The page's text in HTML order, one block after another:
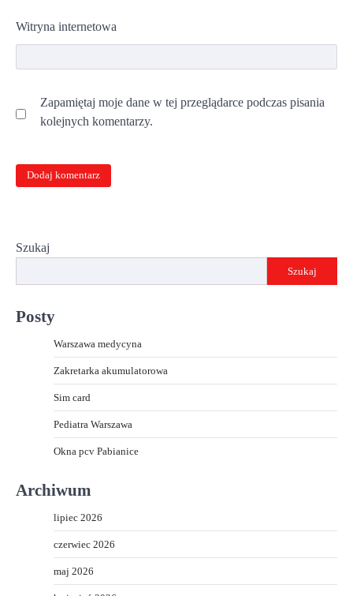
Witryna internetowa
Zapamiętaj moje dane w tej przeglądarce podczas pisania
kolejnych komentarzy.
Szukaj
Szukaj
Posty
Warszawa medycyna
Zakretarka akumulatorowa
Sim card
Pediatra Warszawa
Okna pcv Pabianice
Archiwum
lipiec 2026
czerwiec 2026
maj 2026